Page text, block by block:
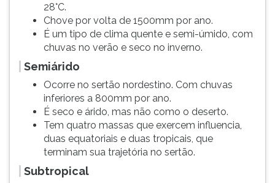
28°C.
Chove por volta de 1500mm por ano.
É um tipo de clima quente e semi-úmido, com
chuvas no verão e seco no inverno.
Semiárido
Ocorre no sertão nordestino. Com chuvas
inferiores a 800mm por ano.
É seco e árido, mas não como o deserto.
Tem quatro massas que exercem influencia,
duas equatoriais e duas tropicais, que
terminam sua trajetória no sertão.
Subtropical